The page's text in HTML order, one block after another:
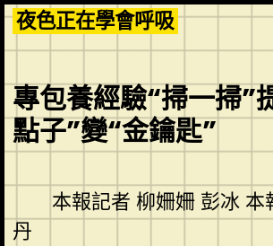
Skip
to
content
夜色正在學會呼吸
專包養經驗“掃一掃”
點子”變“金鑰匙”
本報記者 柳姍姍 彭冰 本
丹